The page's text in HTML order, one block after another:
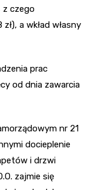
z czego
a wkład własny
prac
od dnia zawarcia
nr 21
docieplenie
i drzwi
zajmie się